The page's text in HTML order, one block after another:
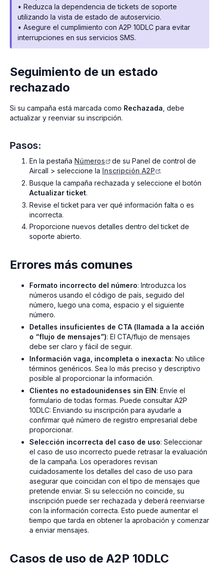
• Reduzca la dependencia de tickets de soporte
utilizando la vista de estado de autoservicio.
• Asegure el cumplimiento con A2P 10DLC para evitar
interrupciones en sus servicios SMS.
Seguimiento de un estado
rechazado
Si su campaña está marcada como Rechazada , debe
actualizar y reenviar su inscripción.
Pasos:
En la pestaña Números
de su Panel de control de
Aircall > seleccione la Inscripción A2P
.
Busque la campaña rechazada y seleccione el botón
Actualizar ticket.
Revise el ticket para ver qué información falta o es
incorrecta.
Proporcione nuevos detalles dentro del ticket de
soporte abierto.
Errores más comunes
Formato incorrecto del número: Introduzca los
números usando el código de país, seguido del
número, luego una coma, espacio y el siguiente
número.
Detalles insuficientes de CTA (llamada a la acción
o “flujo de mensajes”): El CTA/flujo de mensajes
debe ser claro y fácil de seguir.
Información vaga, incompleta o inexacta: No utilice
términos genéricos. Sea lo más preciso y descriptivo
posible al proporcionar la información.
Clientes no estadounidenses sin EIN: Envíe el
formulario de todas formas. Puede consultar A2P
10DLC: Enviando su inscripción para ayudarle a
confirmar qué número de registro empresarial debe
proporcionar.
Selección incorrecta del caso de uso: Seleccionar
el caso de uso incorrecto puede retrasar la evaluación
de la campaña. Los operadores revisan
cuidadosamente los detalles del caso de uso para
asegurar que coincidan con el tipo de mensajes que
pretende enviar. Si su selección no coincide, su
inscripción puede ser rechazada y deberá reenviarse
con la información correcta. Esto puede aumentar el
tiempo que tarda en obtener la aprobación y comenzar
a enviar mensajes.
Casos de uso de A2P 10DLC